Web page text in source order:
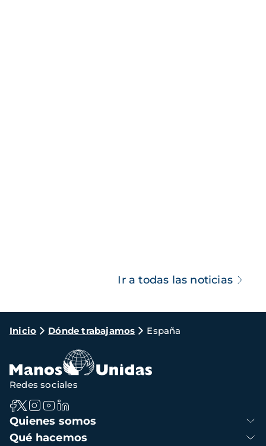
Ir a todas las noticias
Ruta
navegación
Inicio Dónde trabajamos España
Navegación
principal
Quienes somos
Qué hacemos
Redes sociales